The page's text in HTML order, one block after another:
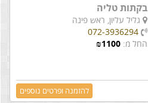
בקתות טליה
גליל עליון, ראש פינה
072-3936294
החל מ:
₪1100
להזמנה ופרטים נוספים